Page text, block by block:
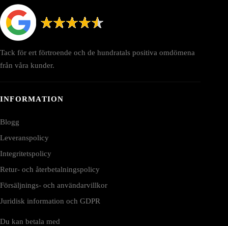
Tack för ert förtroende och de hundratals positiva omdömena
från våra kunder.
INFORMATION
Blogg
Leveranspolicy
Integritetspolicy
Retur- och återbetalningspolicy
Försäljnings- och användarvillkor
Juridisk information och GDPR
Du kan betala med